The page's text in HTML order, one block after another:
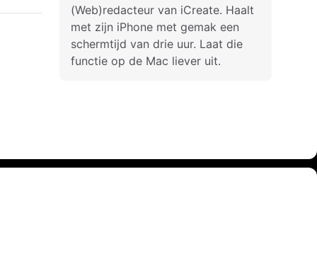
(Web)redacteur van iCreate. Haalt
met zijn iPhone met gemak een
schermtijd van drie uur. Laat die
functie op de Mac liever uit.